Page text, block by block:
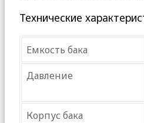
Технические
Емкость бака
Давление
Корпус бака